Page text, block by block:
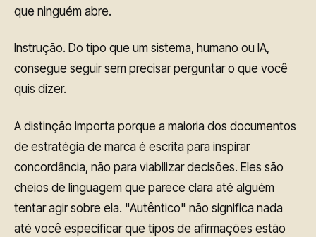
que ninguém abre.
Instrução. Do tipo que um sistema, humano ou IA,
consegue seguir sem precisar perguntar o que você
quis dizer.
A distinção importa porque a maioria dos documentos
de estratégia de marca é escrita para inspirar
concordância, não para viabilizar decisões. Eles são
cheios de linguagem que parece clara até alguém
tentar agir sobre ela. "Autêntico" não significa nada
até você especificar que tipos de afirmações estão